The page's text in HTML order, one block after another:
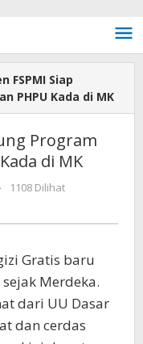
FSPMI Siap
PHPU Kada di MK
Program
di MK
1108 Dilihat
Gratis baru
Merdeka.
dari UU Dasar
dan cerdas